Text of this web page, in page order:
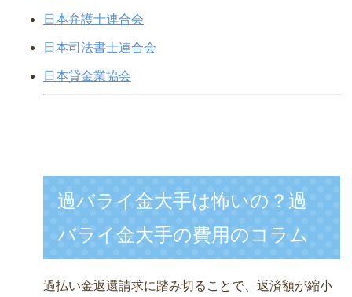
日本弁護士連合会
日本司法書士連合会
日本貸金業協会
過バライ金大手は怖いの？過
バライ金大手の費用のコラム
過払い金返還請求に踏み切ることで、返済額が縮小